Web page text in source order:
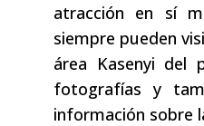
atracción en sí
siempre pueden
área Kasenyi del
fotografías y
información sobre